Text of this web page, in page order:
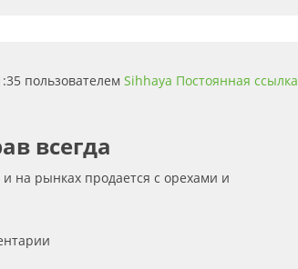
пользователем Sihhaya Постоянная ссылка
всегда
на рынках продается с орехами и